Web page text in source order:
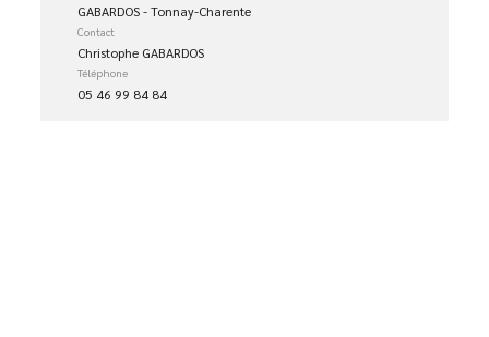
GABARDOS - Tonnay-Charente
Contact
Christophe GABARDOS
Téléphone
05 46 99 84 84